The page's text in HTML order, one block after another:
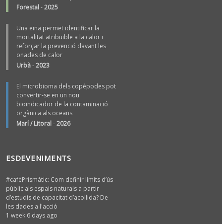
Forestal-2025
Una eina permet identificar la
mortalitat atribuïble a la calor i
reforçar la prevenció davant les
onades de calor
Urbà-2023
El microbioma dels copèpodes pot
convertir-se en un nou
bioindicador de la contaminació
orgànica als oceans
Marí / Litoral-2026
ESDEVENIMENTS
#cafèPrismàtic: Com definir límits d’ús
públic als espais naturals a partir
d’estudis de capacitat d’acollida? De
les dades a l'acció
1 week 6 days ago